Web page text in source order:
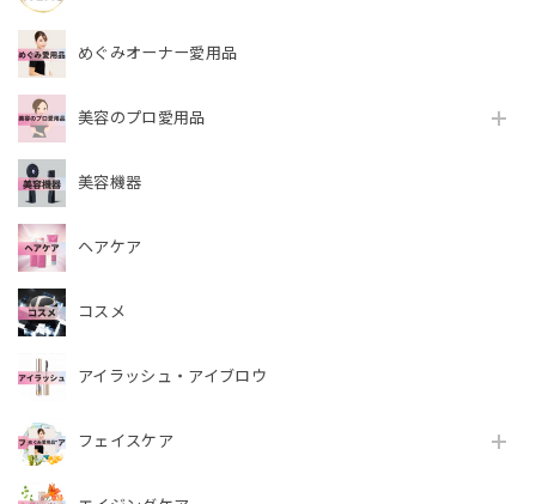
めぐみオーナー愛用品
美容のプロ愛用品
美容機器
ヘアケア
コスメ
アイラッシュ・アイブロウ
フェイスケア